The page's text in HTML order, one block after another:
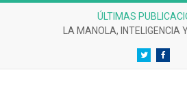
ÚLTIMAS
LA MANOLA, INTELIGENCIA
Twitter